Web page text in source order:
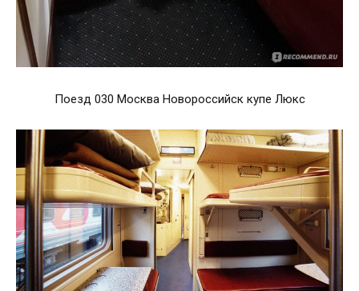
Поезд 030 Москва Новороссийск купе Люкс